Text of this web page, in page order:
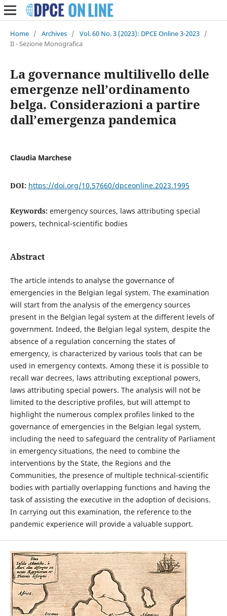
Home / Archives / Vol. 60 No. 3 (2023): DPCE Online 3-2023 /
II - Sezione Monografica
La governance multilivello delle
emergenze nell’ordinamento
belga. Considerazioni a partire
dall’emergenza pandemica
Claudia Marchese
DOI: https://doi.org/10.57660/dpceonline.2023.1995
Keywords: emergency sources, laws attributing special
powers, technical-scientific bodies
Abstract
The article intends to analyse the governance of
emergencies in the Belgian legal system. The examination
will start from the analysis of the emergency sources
present in the Belgian legal system at the different levels of
government. Indeed, the Belgian legal system, despite the
absence of a regulation concerning the states of
emergency, is characterized by various tools that can be
used in emergency contexts. Among these it is possible to
recall war decrees, laws attributing exceptional powers,
laws attributing special powers. The analysis will not be
limited to the descriptive profiles, but will attempt to
highlight the numerous complex profiles linked to the
governance of emergencies in the Belgian legal system,
including the need to safeguard the centrality of Parliament
in emergency situations, the need to combine the
interventions by the State, the Regions and the
Communities, the presence of multiple technical-scientific
bodies with partially overlapping functions and having the
task of assisting the executive in the adoption of decisions.
In carrying out this examination, the reference to the
pandemic experience will provide a valuable support.